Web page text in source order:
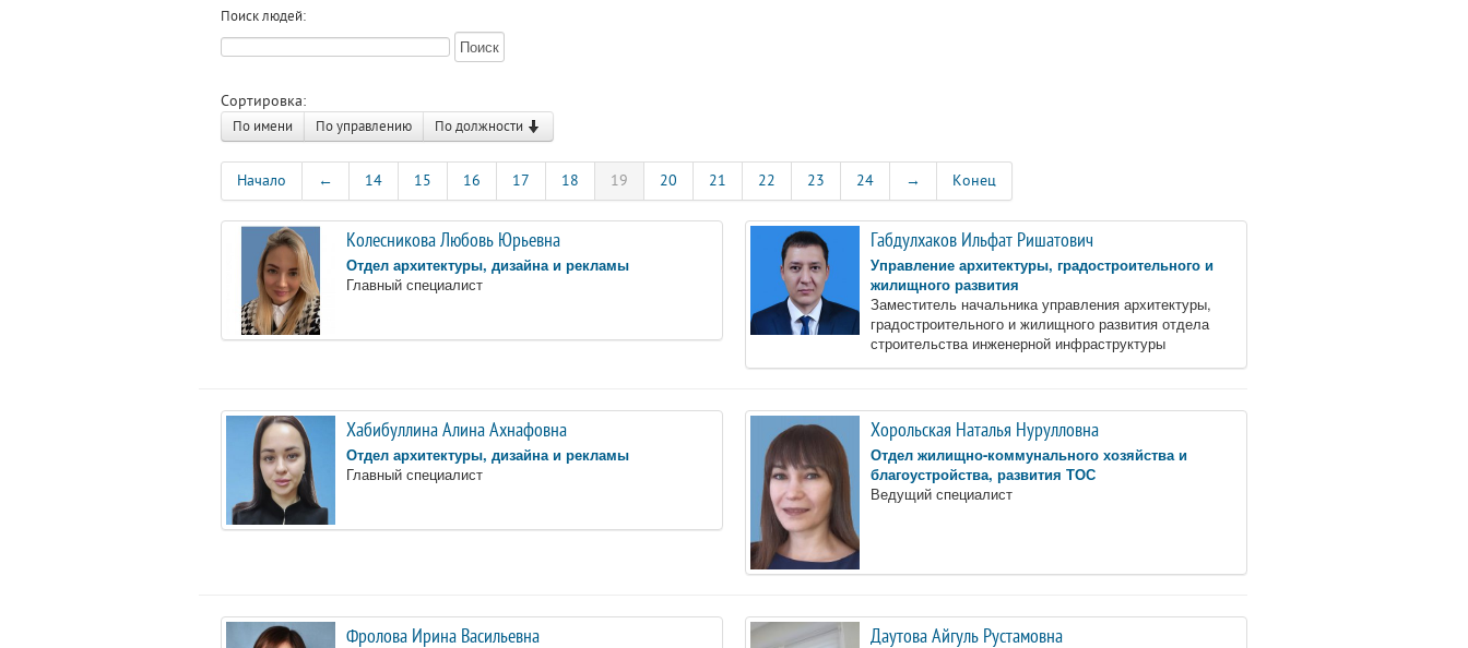
Поиск людей:
Сортировка:
По имени По управлению По должности
Начало ← 14 15 16 17 18 19 20 21 22 23 24 → Конец
Колесникова Любовь Юрьевна
Отдел архитектуры, дизайна и рекламы
Главный специалист
Габдулхаков Ильфат Ришатович
Управление архитектуры, градостроительного и
жилищного развития
Заместитель начальника управления архитектуры,
градостроительного и жилищного развития отдела
строительства инженерной инфраструктуры
Хабибуллина Алина Ахнафовна
Отдел архитектуры, дизайна и рекламы
Главный специалист
Хорольская Наталья Нурулловна
Отдел жилищно-коммунального хозяйства и
благоустройства, развития ТОС
Ведущий специалист
Фролова Ирина Васильевна Даутова Айгуль Рустамовна